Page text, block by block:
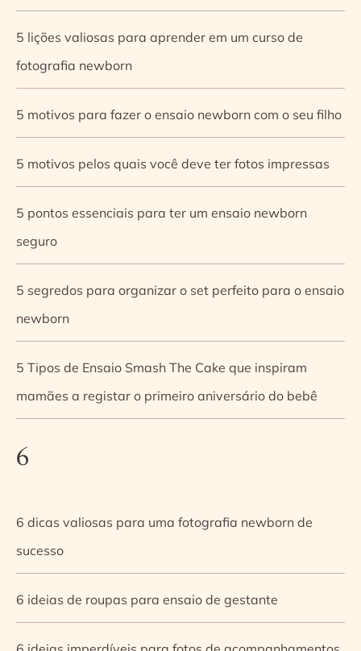
5 lições valiosas para aprender em um curso de
fotografia newborn
5 motivos para fazer o ensaio newborn com o seu filho
5 motivos pelos quais você deve ter fotos impressas
5 pontos essenciais para ter um ensaio newborn
seguro
5 segredos para organizar o set perfeito para o ensaio
newborn
5 Tipos de Ensaio Smash The Cake que inspiram
mamães a registar o primeiro aniversário do bebê
6
6 dicas valiosas para uma fotografia newborn de
sucesso
6 ideias de roupas para ensaio de gestante